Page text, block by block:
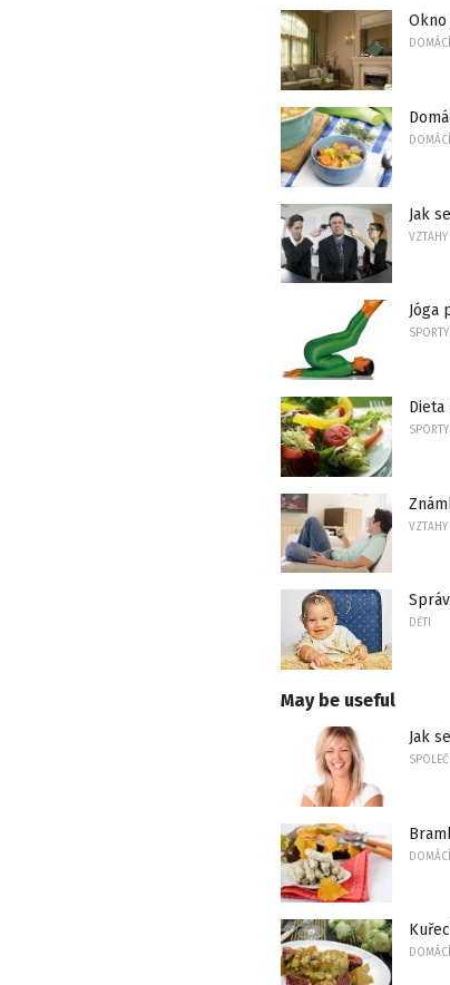
Jak
VZTAHY
Jóga
SPORTY
SPORTY
VZTAHY
DĚTI
May be useful
Jak